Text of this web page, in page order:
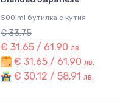
500 ml бутилка с кутия
€ 33.75
€ 31.65 / 61.90 лв.
€ 31.65 / 61.90 лв.
€ 30.12 / 58.91 лв.